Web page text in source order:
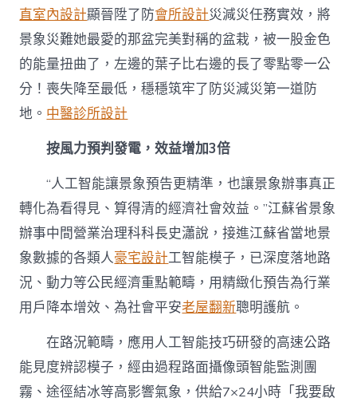
直室內設計顯晉陞了防會所設計災減災任務實效，將
景象災難她最愛的那盆完美對稱的盆栽，被一股金色
的能量扭曲了，左邊的葉子比右邊的長了零點零一公
分！喪失降至最低，穩穩筑牢了防災減災第一道防
地。 中醫診所設計
按風力預判發電，效益增加3倍
“人工智能讓景象預告更精準，也讓景象辦事真正
轉化為看得見、算得清的經濟社會效益。”江蘇省景象
辦事中間營業治理科科長史瀟說，接進江蘇省當地景
象數據的各類人豪宅設計工智能模子，已深度落地路
況、動力等公民經濟重點範疇，用精緻化預告為行業
用戶降本增效、為社會平安老屋翻新聰明護航。
在路況範疇，應用人工智能技巧研發的高速公路
能見度辨認模子，經由過程路面攝像頭智能監測團
霧、途徑結冰等高影響氣象，供給7×24小時「我要啟